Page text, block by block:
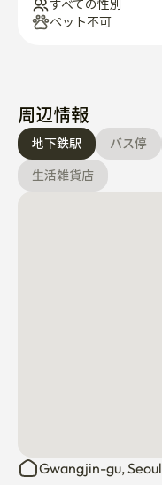
すべての性別
ペット不可
周辺情報
地下鉄駅 バス停
生活雑貨店
Gwangjin-gu, Seoul